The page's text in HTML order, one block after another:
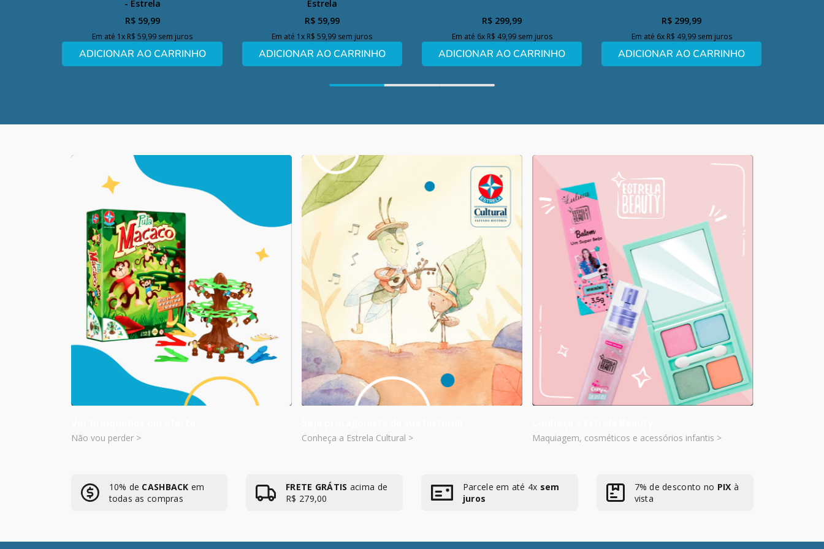
- Estrela
R$ 59,99
Em até 1x R$ 59,99 sem juros
ADICIONAR AO CARRINHO
Estrela
R$ 59,99
Em até 1x R$ 59,99 sem juros
ADICIONAR AO CARRINHO
R$ 299,99
Em até 6x R$ 49,99sem juros
ADICIONAR AO CARRINHO
R$ 299,99
Em até 6x R$ 49,99sem juros
ADICIONAR AO CARRINHO
Não vou perder > Conheça a Estrela Cultural > Maquiagem, cosméticos e acessórios infantis >
10% de CASHBACK em
todas as compras
FRETE GRÁTIS acima de
R$ 279,00
Parcele em até 4x sem
juros
7% de desconto no PIX à
vista